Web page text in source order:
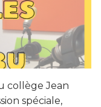
collège Jean
spéciale,